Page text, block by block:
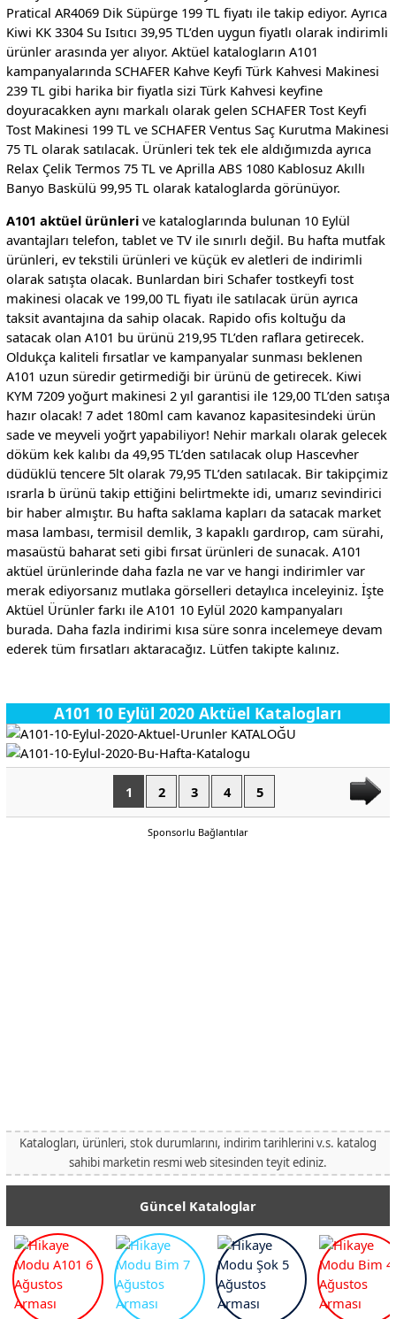
Pratical AR4069 Dik Süpürge 199 TL fiyatı ile takip ediyor. Ayrıca
Kiwi KK 3304 Su Isıtıcı 39,95 TL’den uygun fiyatlı olarak indirimli
ürünler arasında yer alıyor. Aktüel katalogların A101
kampanyalarında SCHAFER Kahve Keyfi Türk Kahvesi Makinesi
239 TL gibi harika bir fiyatla sizi Türk Kahvesi keyfine
doyuracakken aynı markalı olarak gelen SCHAFER Tost Keyfi
Tost Makinesi 199 TL ve SCHAFER Ventus Saç Kurutma Makinesi
75 TL olarak satılacak. Ürünleri tek tek ele aldığımızda ayrıca
Relax Çelik Termos 75 TL ve Aprilla ABS 1080 Kablosuz Akıllı
Banyo Baskülü 99,95 TL olarak kataloglarda görünüyor.
A101 aktüel ürünlerive kataloglarında bulunan 10 Eylül
avantajları telefon, tablet ve TV ile sınırlı değil. Bu hafta mutfak
ürünleri, ev tekstili ürünleri ve küçük ev aletleri de indirimli
olarak satışta olacak. Bunlardan biri Schafer tostkeyfi tost
makinesi olacak ve 199,00 TL fiyatı ile satılacak ürün ayrıca
taksit avantajına da sahip olacak. Rapido ofis koltuğu da
satacak olan A101 bu ürünü 219,95 TL’den raflara getirecek.
Oldukça kaliteli fırsatlar ve kampanyalar sunması beklenen
A101 uzun süredir getirmediği bir ürünü de getirecek. Kiwi
KYM 7209 yoğurt makinesi 2 yıl garantisi ile 129,00 TL’den satışa
hazır olacak! 7 adet 180ml cam kavanoz kapasitesindeki ürün
sade ve meyveli yoğrt yapabiliyor! Nehir markalı olarak gelecek
döküm kek kalıbı da 49,95 TL’den satılacak olup Hascevher
düdüklü tencere 5lt olarak 79,95 TL’den satılacak. Bir takipçimiz
ısrarla b ürünü takip ettiğini belirtmekte idi, umarız sevindirici
bir haber almıştır. Bu hafta saklama kapları da satacak market
masa lambası, termisil demlik, 3 kapaklı gardırop, cam sürahi,
masaüstü baharat seti gibi fırsat ürünleri de sunacak. A101
aktüel ürünlerinde daha fazla ne var ve hangi indirimler var
merak ediyorsanız mutlaka görselleri detaylıca inceleyiniz. İşte
Aktüel Ürünler farkı ile A101 10 Eylül 2020 kampanyaları
burada. Daha fazla indirimi kısa süre sonra incelemeye devam
ederek tüm fırsatları aktaracağız. Lütfen takipte kalınız.
A101 10 Eylül 2020 Aktüel Katalogları
1 2 3 4 5
Sponsorlu Bağlantılar
Katalogları, ürünleri, stok durumlarını, indirim tarihlerini v.s. katalog
sahibi marketin resmi web sitesinden teyit ediniz.
Güncel Kataloglar